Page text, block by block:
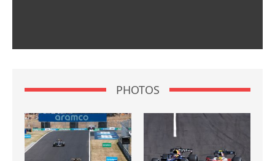
PHOTOS